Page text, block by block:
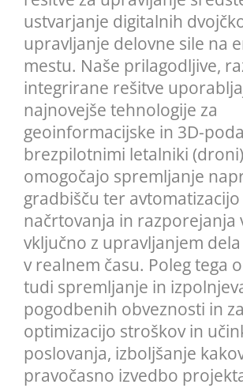
ustvarjanje digitalnih
upravljanje delovne sile na
mestu. Naše prilagodljive,
integrirane rešitve
najnovejše tehnologije za
geoinformacijske in 3D-
brezpilotnimi letalniki (droni)
omogočajo spremljanje
gradbišču ter avtomatizacijo
načrtovanja in razporejanja
vključno z upravljanjem
v realnem času. Poleg tega
tudi spremljanje in
pogodbenih obveznosti in
optimizacijo stroškov in
poslovanja, izboljšanje
pravočasno izvedbo